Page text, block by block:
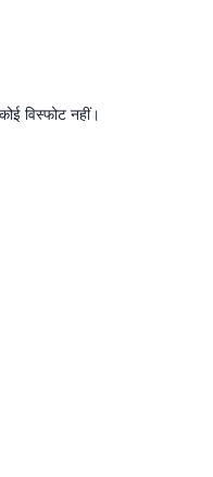
विस्फोट नहीं।